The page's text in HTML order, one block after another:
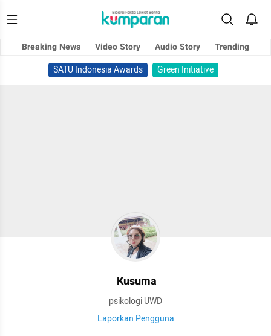
Breaking News Video Story Audio Story
Trending
SATU Indonesia Awards
Green Initiative
Kusuma
psikologi UWD
Laporkan Pengguna